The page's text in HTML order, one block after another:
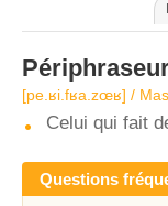
[pe.ʁi.fʁa.zœʁ] /
Celui qui fait
Questions